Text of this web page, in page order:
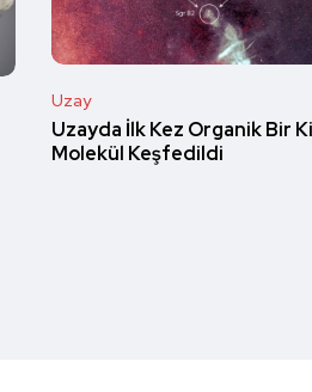
Uzay
Uzayda İlk Kez Organik Bir
Molekül Keşfedildi